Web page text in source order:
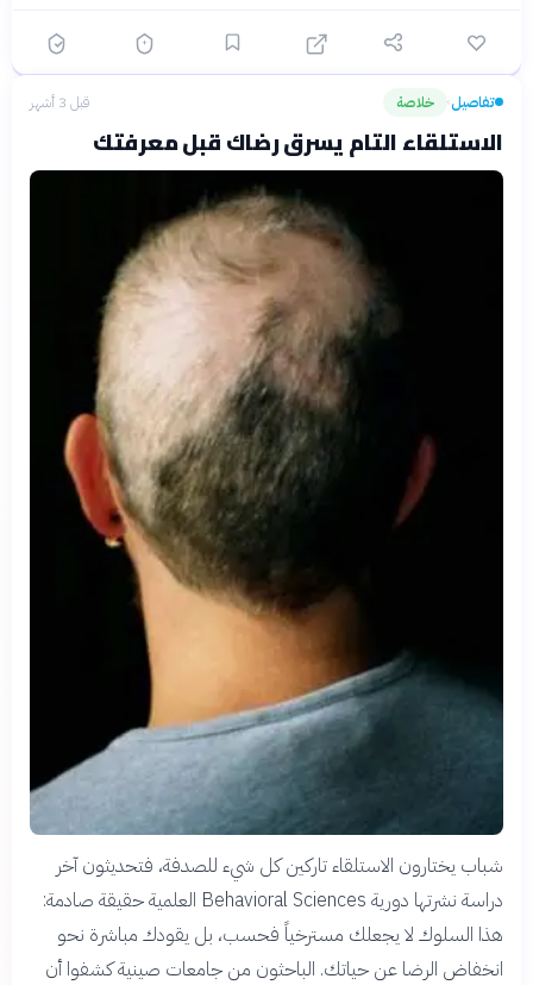
تفاصيل› خلاصة قبل 3 أشهر
الاستلقاء التام يسرق رضاك قبل معرفتك
شباب يختارون الاستلقاء تاركين كل شيء للصدفة، فتحديثون آخر
دراسة نشرتها دورية Behavioral Sciences العلمية حقيقة صادمة:
هذا السلوك لا يجعلك مسترخياً فحسب، بل يقودك مباشرة نحو
انخفاض الرضا عن حياتك. الباحثون من جامعات صينية كشفوا أن